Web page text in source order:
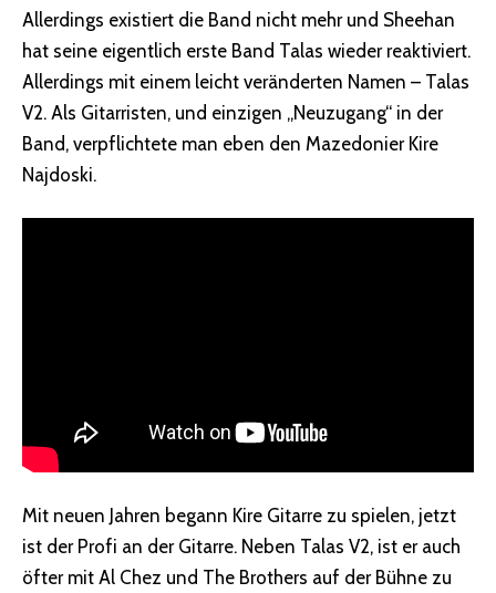
Allerdings existiert die Band nicht mehr und Sheehan
hat seine eigentlich erste Band Talas wieder reaktiviert.
Allerdings mit einem leicht veränderten Namen – Talas
V2. Als Gitarristen, und einzigen „Neuzugang“ in der
Band, verpflichtete man eben den Mazedonier Kire
Najdoski.
Mit neuen Jahren begann Kire Gitarre zu spielen, jetzt
ist der Profi an der Gitarre. Neben Talas V2, ist er auch
öfter mit Al Chez und The Brothers auf der Bühne zu